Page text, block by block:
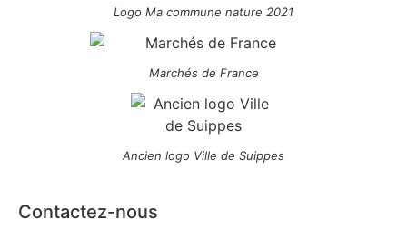
Logo Ma commune nature 2021
Marchés de France
Ancien logo Ville de Suippes
Contactez-nous